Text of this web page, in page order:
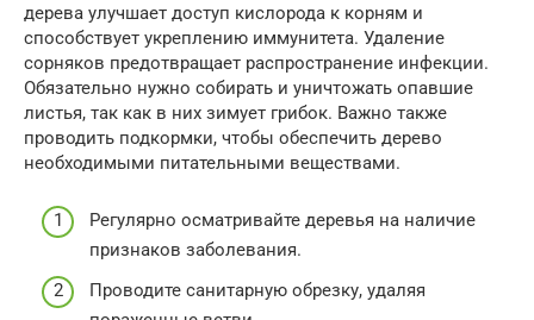
дерева улучшает доступ кислорода к корням и
способствует укреплению иммунитета. Удаление
сорняков предотвращает распространение инфекции.
Обязательно нужно собирать и уничтожать опавшие
листья, так как в них зимует грибок. Важно также
проводить подкормки, чтобы обеспечить дерево
необходимыми питательными веществами.
Регулярно осматривайте деревья на наличие
признаков заболевания.
Проводите санитарную обрезку, удаляя